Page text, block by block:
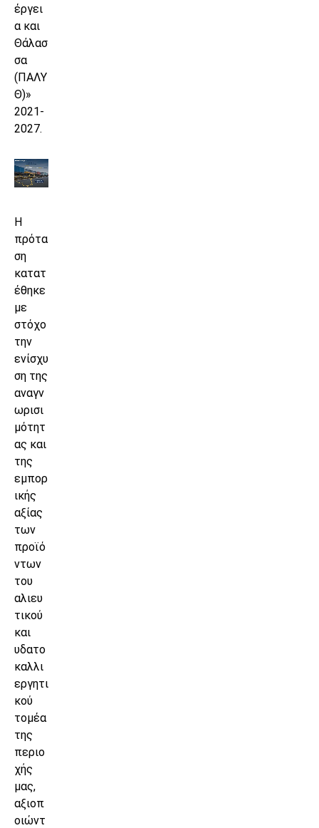
έργει
α και
Θάλασ
σα
(ΠΑΛΥ
Θ)»
2021-
2027.
Η
πρότα
ση
κατατ
έθηκε
με
στόχο
την
ενίσχυ
ση της
αναγν
ωρισι
μότητ
ας και
της
εμπορ
ικής
αξίας
των
προϊό
ντων
του
αλιευ
τικού
και
υδατο
καλλι
εργητι
κού
τομέα
της
περιο
χής
μας,
αξιοπ
οιώντ